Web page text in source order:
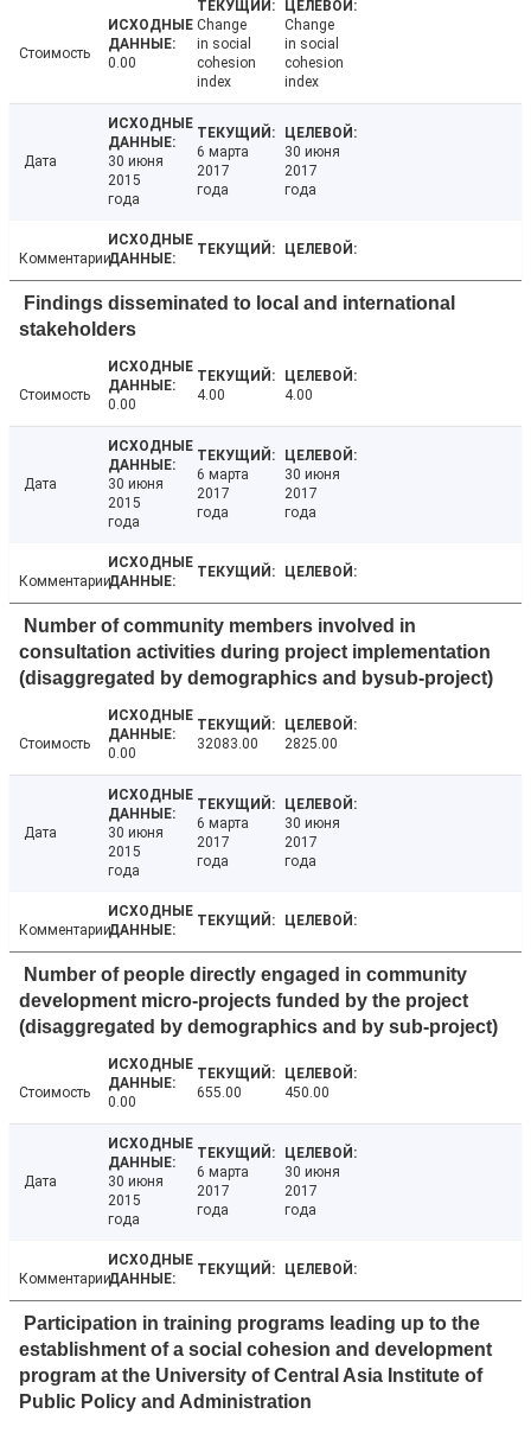
Стоимость
0.00
Change
in social
cohesion
index
Change
in social
cohesion
index
Дата
30 июня
2015
года
6 марта
2017
года
30 июня
2017
года
Комментарии
Findings disseminated to local and international
stakeholders
Стоимость
0.00
4.00 4.00
Дата
30 июня
2015
года
6 марта
2017
года
30 июня
2017
года
Комментарии
Number of community members involved in
consultation activities during project implementation
(disaggregated by demographics and bysub-project)
Стоимость
0.00
32083.00 2825.00
Дата
30 июня
2015
года
6 марта
2017
года
30 июня
2017
года
Комментарии
Number of people directly engaged in community
development micro-projects funded by the project
(disaggregated by demographics and by sub-project)
Стоимость
0.00
655.00 450.00
Дата
30 июня
2015
года
6 марта
2017
года
30 июня
2017
года
Комментарии
Participation in training programs leading up to the
establishment of a social cohesion and development
program at the University of Central Asia Institute of
Public Policy and Administration